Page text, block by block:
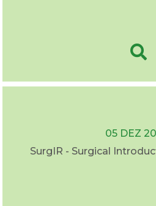
05 DEZ
SurgIR - Surgical